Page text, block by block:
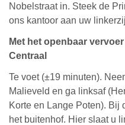
Nobelstraat in. Steek de
ons kantoor aan uw
Met het openbaar
Centraal
Te voet (±19 minuten).
Malieveld en ga linksaf
Korte en Lange Poten). Bij
het buitenhof. Hier slaat u